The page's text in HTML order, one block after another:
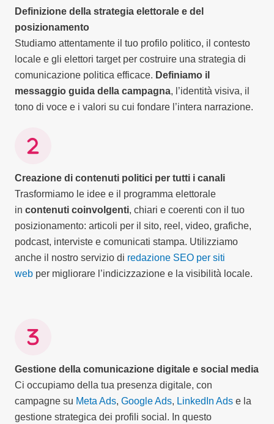
Definizione della strategia elettorale e del
posizionamento
Studiamo attentamente il tuo profilo politico, il contesto
locale e gli elettori target per costruire una strategia di
comunicazione politica efficace. Definiamo il
messaggio guida della campagna, l’identità visiva, il
tono di voce e i valori su cui fondare l’intera narrazione.
Creazione di contenuti politici per tutti i canali
Trasformiamo le idee e il programma elettorale
in contenuti coinvolgenti, chiari e coerenti con il tuo
posizionamento: articoli per il sito, reel, video, grafiche,
podcast, interviste e comunicati stampa. Utilizziamo
anche il nostro servizio di redazione SEO per siti
web per migliorare l’indicizzazione e la visibilità locale.
Gestione della comunicazione digitale e social media
Ci occupiamo della tua presenza digitale, con
campagne su Meta Ads, Google Ads, LinkedIn Ads e la
gestione strategica dei profili social. In questo